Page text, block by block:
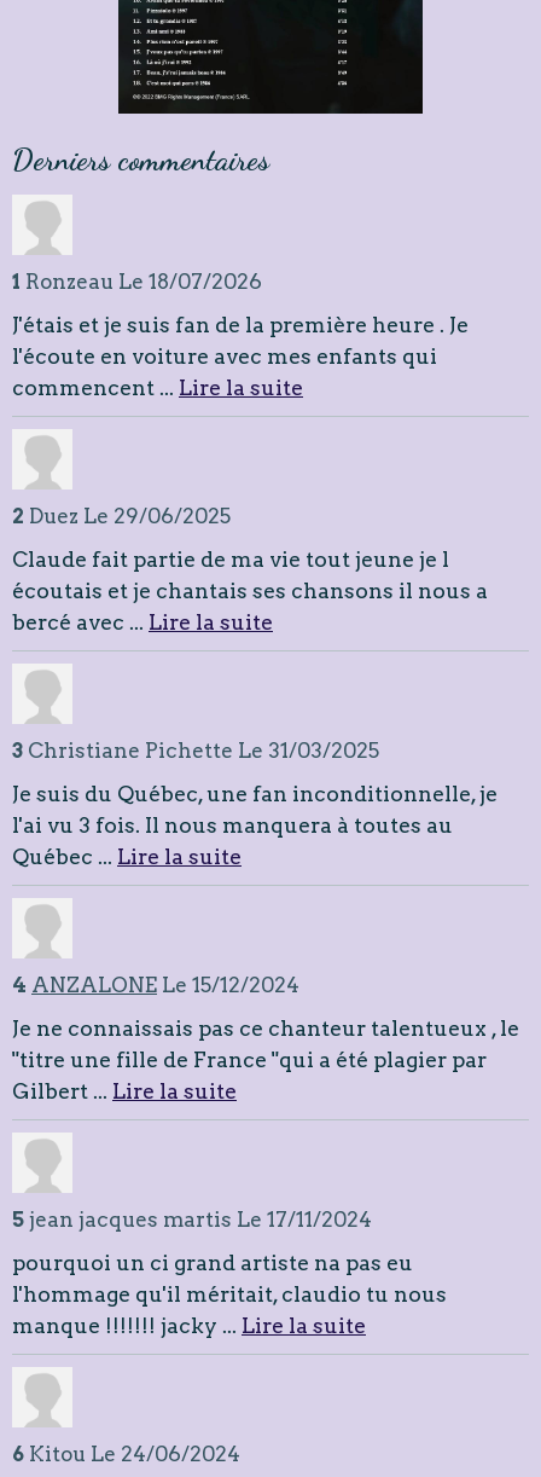
Derniers commentaires
1 Ronzeau Le 18/07/2026
J'étais et je suis fan de la première heure . Je
l'écoute en voiture avec mes enfants qui
commencent ... Lire la suite
2 Duez Le 29/06/2025
Claude fait partie de ma vie tout jeune je l
écoutais et je chantais ses chansons il nous a
bercé avec ... Lire la suite
3 Christiane Pichette Le 31/03/2025
Je suis du Québec, une fan inconditionnelle, je
l'ai vu 3 fois. Il nous manquera à toutes au
Québec ... Lire la suite
4 ANZALONE Le 15/12/2024
Je ne connaissais pas ce chanteur talentueux , le
"titre une fille de France "qui a été plagier par
Gilbert ... Lire la suite
5 jean jacques martis Le 17/11/2024
pourquoi un ci grand artiste na pas eu
l'hommage qu'il méritait, claudio tu nous
manque !!!!!!! jacky ... Lire la suite
6 Kitou Le 24/06/2024